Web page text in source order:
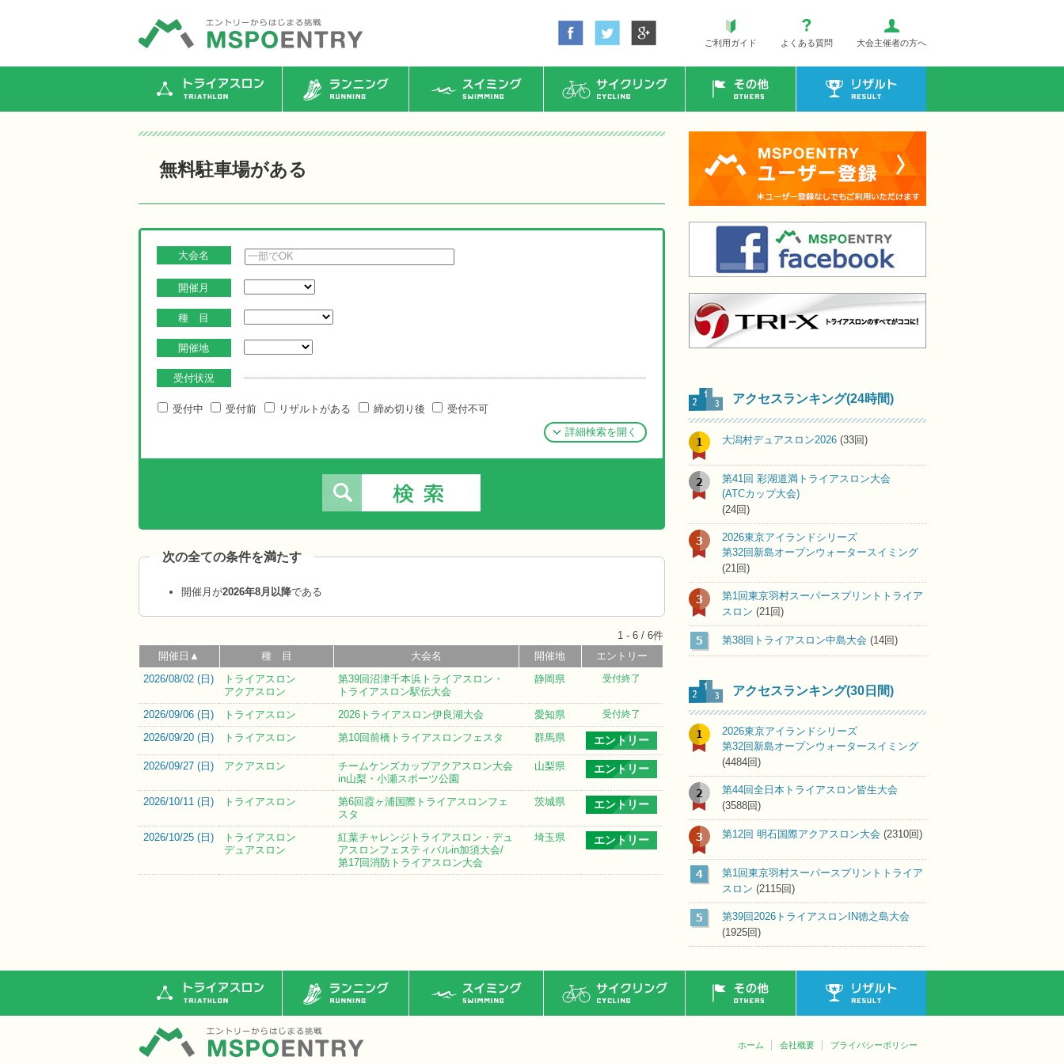
ご利用ガイド よくある質問 大会主催者の方へ
トライアスロン ランニング スイミング サイクリング その他 リザルト
無料駐車場がある
大会名
開催月
種 目
開催地
受付状況
受付中 受付前 リザルトがある 締め切り後
受付不可
詳細検索を開く
次の全ての条件を満たす
開催月が2026年8月以降である
1 - 6 / 6件
開催日▲
種 目 大会名 開催地
エントリー
2026/08/02 ( 日 )
トライアスロン
アクアスロン
第39回沼津千本浜トライアスロン・
トライアスロン駅伝大会
静岡県 受付終了
2026/09/06 ( 日 ) トライアスロン 2026トライアスロン伊良湖大会 愛知県 受付終了
2026/09/20 ( 日 ) トライアスロン 第10回前橋トライアスロンフェスタ 群馬県 エントリー
2026/09/27 ( 日 ) アクアスロン
チームケンズカップアクアスロン大会
in山梨・小瀬スポーツ公園
山梨県 エントリー
2026/10/11 ( 日 ) トライアスロン
第6回霞ヶ浦国際トライアスロンフェ
スタ
茨城県 エントリー
2026/10/25 ( 日 )
トライアスロン
デュアスロン
紅葉チャレンジトライアスロン・デュ
アスロンフェスティバルin加須大会/
第17回消防トライアスロン大会
埼玉県 エントリー
アクセスランキング(24時間)
1 大潟村デュアスロン2026 (33回)
2
第41回 彩湖道満トライアスロン大会
(ATCカップ大会)
(24回)
3
2026東京アイランドシリーズ
第32回新島オープンウォータースイミング
(21回)
3
第1回東京羽村スーパースプリントトライア
スロン (21回)
5 第38回トライアスロン中島大会 (14回)
アクセスランキング(30日間)
1
2026東京アイランドシリーズ
第32回新島オープンウォータースイミング
(4484回)
2
第44回全日本トライアスロン皆生大会
(3588回)
3 第12回 明石国際アクアスロン大会 (2310回)
4
第1回東京羽村スーパースプリントトライア
スロン (2115回)
5
第39回2026トライアスロンIN徳之島大会
(1925回)
トライアスロン ランニング スイミング サイクリング その他 リザルト
ホーム 会社概要 プライバシーポリシー